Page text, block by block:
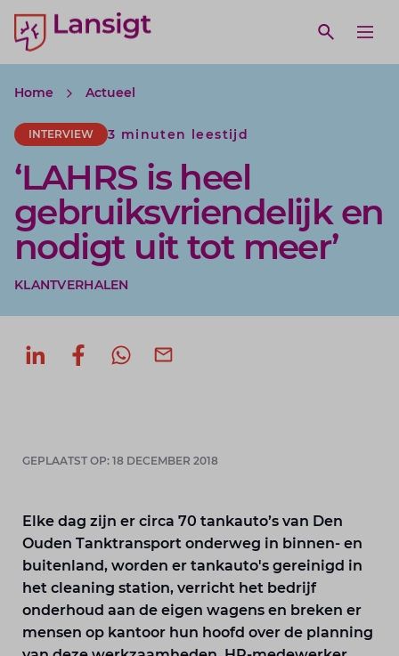
Lansigt Accountants logo
Open
search website
Home Actueel
INTERVIEW 3 minuten leestijd
‘LAHRS is heel
gebruiksvriendelijk en
nodigt uit tot meer’
KLANTVERHALEN
Deel op LinkedIn
Deel op Facebook
GEPLAATST OP: 18 DECEMBER 2018
Elke dag zijn er circa 70 tankauto’s van Den
Ouden Tanktransport onderweg in binnen- en
buitenland, worden er tankauto's gereinigd in
het cleaning station, verricht het bedrijf
onderhoud aan de eigen wagens en breken er
mensen op kantoor hun hoofd over de planning